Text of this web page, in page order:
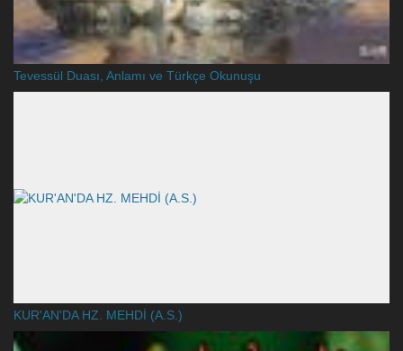
Tevessül Duası, Anlamı ve Türkçe Okunuşu
KUR'AN'DA HZ. MEHDİ (A.S.)